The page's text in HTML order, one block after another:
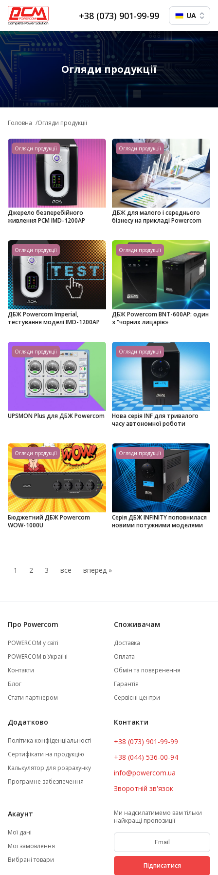
+38 (073) 901-99-99 UA
Огляди продукції
Головна Огляди продукції
Огляди продукції
Джерело безперебійного
живлення PCM IMD-1200AP
Огляди продукції
ДБЖ для малого і середнього
бізнесу на прикладі Powercom
Огляди продукції
ДБЖ Powercom Imperial,
тестування моделі IMD-1200AP
Огляди продукції
ДБЖ Powercom BNT-600AP: один
з "чорних лицарів»
Огляди продукції
UPSMON Plus для ДБЖ Powercom
Огляди продукції
Нова серія INF для тривалого
часу автономної роботи
Огляди продукції
Бюджетний ДБЖ Powercom
WOW-1000U
Огляди продукції
Серія ДБЖ INFINITY поповнилася
новими потужними моделями
1 2 3 все вперед »
Про Powercom
POWERCOM у світі
POWERCOM в Україні
Контакти
Блог
Стати партнером
Споживачам
Доставка
Оплата
Обмін та поверенення
Гарантія
Сервісні центри
Додатково
Політика конфіденціальності
Сертифікати на продукцію
Калькулятор для розрахунку
Програмне забезпечення
Контакти
+38 (073) 901-99-99
+38 (044) 536-00-94
info@powercom.ua
Зворотній зв'язок
Акаунт
Мої дані
Мої замовлення
Вибрані товари
Ми надсилатимемо вам тільки
найкращі пропозиції
Підписатися